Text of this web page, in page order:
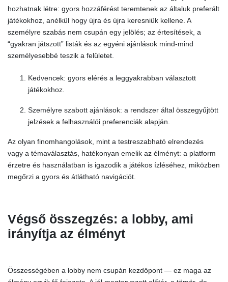
hozhatnak létre: gyors hozzáférést teremtenek az általuk preferált
játékokhoz, anélkül hogy újra és újra keresniük kellene. A
személyre szabás nem csupán egy jelölés; az értesítések, a
“gyakran játszott” listák és az egyéni ajánlások mind-mind
személyesebbé teszik a felületet.
Kedvencek: gyors elérés a leggyakrabban választott
játékokhoz.
Személyre szabott ajánlások: a rendszer által összegyűjtött
jelzések a felhasználói preferenciák alapján.
Az olyan finomhangolások, mint a testreszabható elrendezés
vagy a témaválasztás, hatékonyan emelik az élményt: a platform
érzetre és használatban is igazodik a játékos ízléséhez, miközben
megőrzi a gyors és átlátható navigációt.
Végső összegzés: a lobby, ami
irányítja az élményt
Összességében a lobby nem csupán kezdőpont — ez maga az